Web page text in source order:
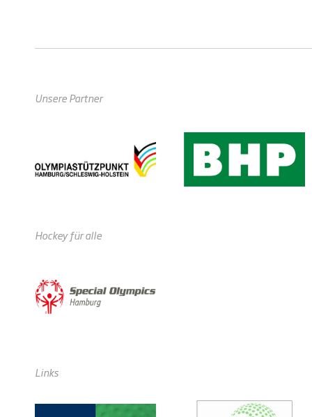
Unsere Partner
Hockey für alle
Links